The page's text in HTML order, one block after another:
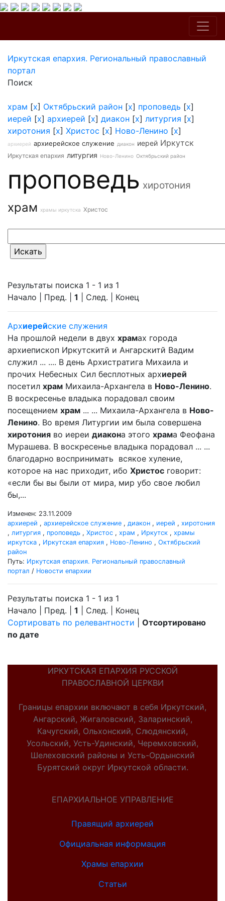
Иркутская епархия. Региональный православный
портал
Поиск
храм [x] Октябрьский район [x] проповедь [x]
иерей [x] архиерей [x] диакон [x] литургия [x]
хиротония [x] Христос [x] Ново-Ленино [x]
архиерей архиерейское служение диакон иерей Иркутск
Иркутская епархия литургия Ново-Ленино Октябрьский район
проповедь хиротония
храм храмы иркутска Христос
Результаты поиска 1 - 1 из 1
Начало | Пред. | 1 | След. | Конец
Архиерейские служения
На прошлой недели в двух храмах города
архиепископ Иркутскитй и Ангарскитй Вадим
служил ... .... В день Архистратига Михаила и
прочих Небесных Сил бесплотных архиерей
посетил храм Михаила-Архангела в Ново-Ленино.
В воскресенье владыка порадовал своим
посещением храм ... ... Михаила-Архангела в Ново-
Ленино. Во время Литургии им была совершена
хиротония во иереи диакона этого храма Феофана
Мурашева. В воскресенье владыка порадовал ... ...
благодарно воспринимать всякое хуление,
которое на нас приходит, ибо Христос говорит:
«если бы вы были от мира, мир убо свое любил
бы,...
Изменен: 23.11.2009
архиерей , архиерейское служение , диакон , иерей , хиротония
, литургия , проповедь , Христос , храм , Иркутск , храмы
иркутска , Иркутская епархия , Ново-Ленино , Октябрьский
район
Путь: Иркутская епархия. Региональный православный
портал / Новости епархии
Результаты поиска 1 - 1 из 1
Начало | Пред. | 1 | След. | Конец
Сортировать по релевантности
Отсортировано
по дате
ИРКУТСКАЯ ЕПАРХИЯ РУССКОЙ
ПРАВОСЛАВНОЙ ЦЕРКВИ
Границы епархии включают в себя Иркутский,
Ангарский, Жигаловский, Заларинский,
Качугский, Ольхонский, Слюдянский,
Усольский, Усть-Удинский, Черемховский,
Шелеховский районы и Усть-Ордынский
Бурятский округ Иркутской области.
ЕПАРХИАЛЬНОЕ УПРАВЛЕНИЕ
Правящий архиерей
Официальная информация
Храмы епархии
Статьи